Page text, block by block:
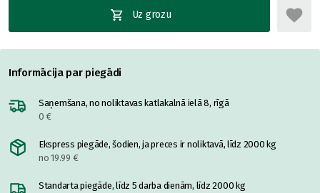
Uz grozu
Informācija par piegādi
Saņemšana, no noliktavas katlakalnā ielā 8, rīgā
0 €
Ekspress piegāde, šodien, ja preces ir noliktavā, līdz 2000 kg
no 19.99 €
Standarta piegāde, līdz 5 darba dienām, līdz 2000 kg